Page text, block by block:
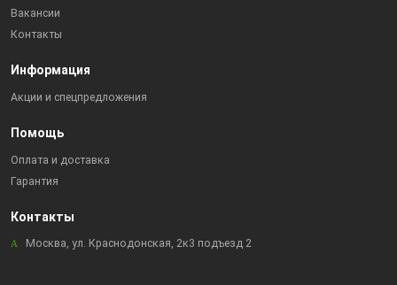
Вакансии
Контакты
Информация
Акции и спецпредложения
Помощь
Оплата и доставка
Гарантия
Контакты
Москва, ул. Краснодонская, 2к3 подъезд 2